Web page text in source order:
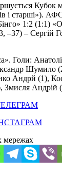
Кубок
і старші»).
1:2 (1:1)
–37) – Сергій
Голи:
Шумило
Андрй (1),
Змисля Андрій
мережах